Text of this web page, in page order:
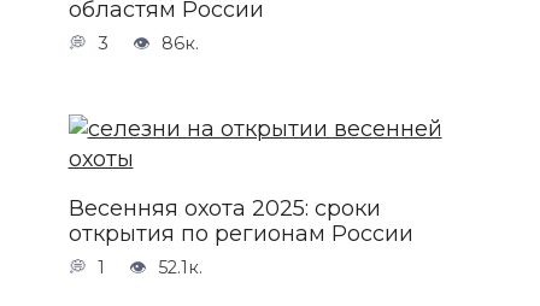
областям России
3 86к.
Весенняя охота 2025: сроки
открытия по регионам России
1 52.1к.